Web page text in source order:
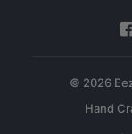
© 2026